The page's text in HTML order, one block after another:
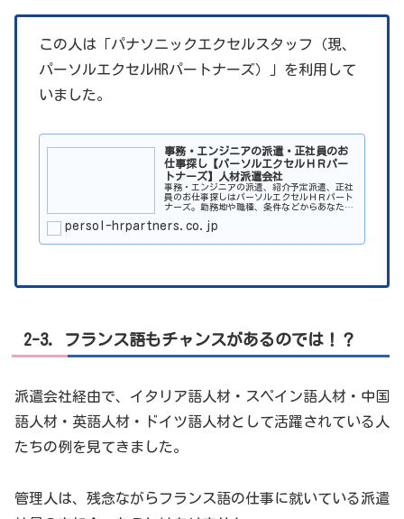
この人は「パナソニックエクセルスタッフ（現、
パーソルエクセルHRパートナーズ）」を利用して
いました。
事務・エンジニアの派遣・正社員のお
仕事探し【パーソルエクセルＨＲパー
トナーズ】人材派遣会社
事務・エンジニアの派遣、紹介予定派遣、正社
員のお仕事探しはパーソルエクセルＨＲパート
ナーズ。勤務地や職種、条件などからあなたの
persol-hrpartners.co.jp
2-3. フランス語もチャンスがあるのでは！？
派遣会社経由で、イタリア語人材・スペイン語人材・中国
語人材・英語人材・ドイツ語人材として活躍されている人
たちの例を見てきました。
管理人は、残念ながらフランス語の仕事に就いている派遣